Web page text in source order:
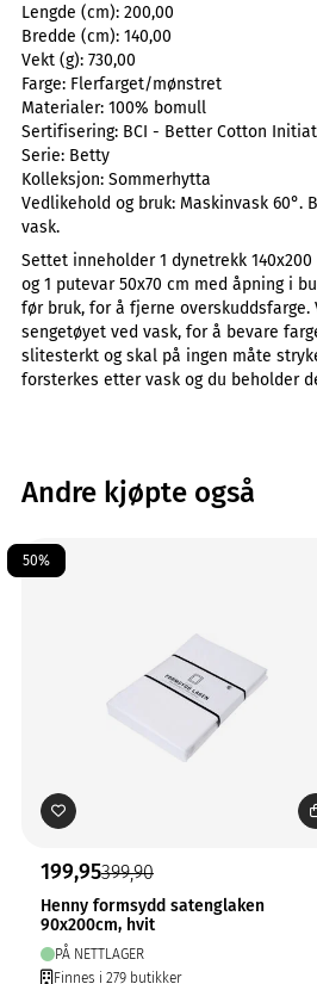
Lengde (cm): 200,00
Bredde (cm): 140,00
Vekt (g): 730,00
Farge: Flerfarget/mønstret
Materialer: 100% bomull
Sertifisering: BCI - Better Cotton
Serie: Betty
Kolleksjon: Sommerhytta
Vedlikehold og bruk: Maskinvask 60°.
vask.
Settet inneholder 1 dynetrekk
og 1 putevar 50x70 cm med åpning i
før bruk, for å fjerne overskuddsfarge.
sengetøyet ved vask, for å bevare
slitesterkt og skal på ingen måte
forsterkes etter vask og du beholder
Andre kjøpte også
50%
199,95399,90
Henny formsydd satenglaken
90x200cm, hvit
PÅ NETTLAGER
Finnes i 279 butikker